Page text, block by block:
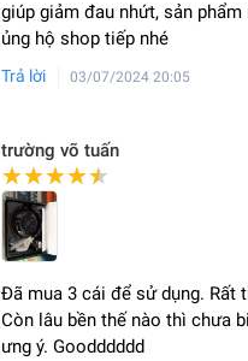
giúp giảm đau nhứt, sản phẩm
ủng hộ shop tiếp nhé
Trả lời 03/07/2024 20:05
trường võ tuấn
★★★★★
★★★★★
Đã mua 3 cái để sử dụng. Rất
Còn lâu bền thế nào thì chưa
ưng ý. Goodddddd